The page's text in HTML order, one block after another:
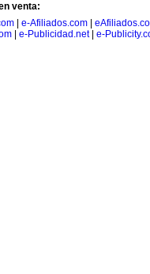
venta:
| e-Afiliados.com|
| e-Publicidad.net| e-